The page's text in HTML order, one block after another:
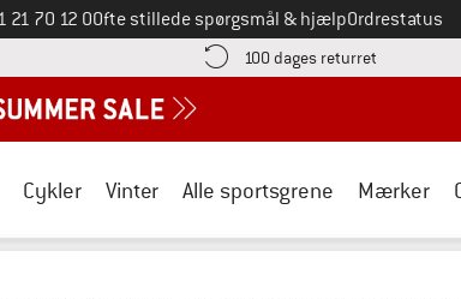
os på
21 70 12 0Ofte stillede spørgsmål & hjælpOrdrestatus
her! Åbnes i en infoboks
100 dages returret Gå til
Cykler Vinter Alle sportsgrene Mærker